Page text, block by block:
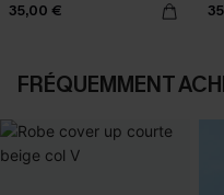
35,00 €
FRÉQUEMMENT